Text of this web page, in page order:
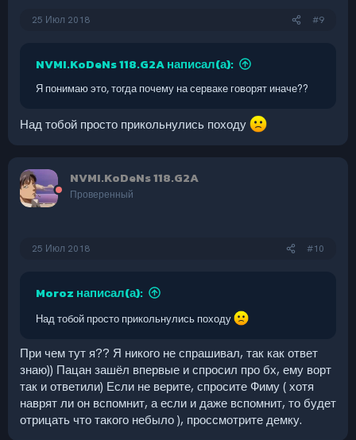
25 Июл 2018 #9
NVMI.KoDeNs 118.G2A написал(а):
Я понимаю это, тогда почему на серваке говорят иначе??
Над тобой просто прикольнулись походу
NVMI.KoDeNs 118.G2A
Проверенный
25 Июл 2018 #10
Moroz написал(а):
Над тобой просто прикольнулись походу
При чем тут я?? Я никого не спрашивал, так как ответ
знаю)) Пацан зашёл впервые и спросил про бх, ему ворт
так и ответили) Если не верите, спросите Фиму ( хотя
наврят ли он вспомнит, а если и даже вспомнит, то будет
отрицать что такого небыло ), проссмотрите демку.